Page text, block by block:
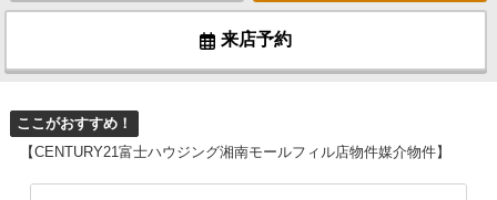
来店予約
ここがおすすめ！
【CENTURY21富士ハウジング湘南モールフィル店物件媒介物件】